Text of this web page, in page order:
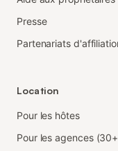
Presse
Partenariats
Location
Pour les hôtes
Pour les agences